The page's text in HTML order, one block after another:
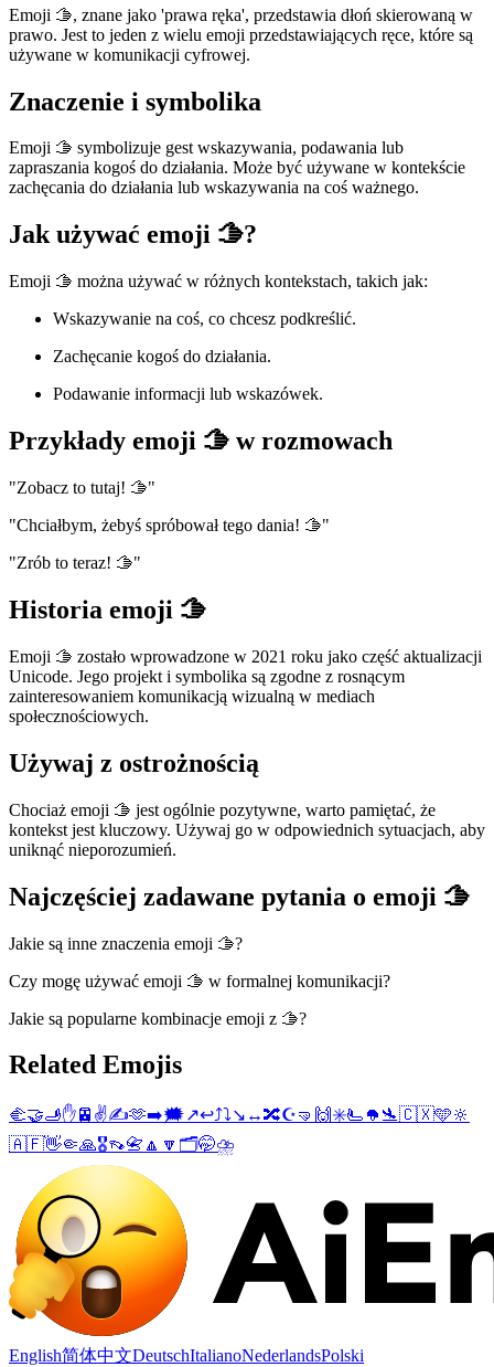
Emoji 🫱, znane jako 'prawa ręka', przedstawia dłoń skierowaną w
prawo. Jest to jeden z wielu emoji przedstawiających ręce, które są
używane w komunikacji cyfrowej.
Znaczenie i symbolika
Emoji 🫱 symbolizuje gest wskazywania, podawania lub
zapraszania kogoś do działania. Może być używane w kontekście
zachęcania do działania lub wskazywania na coś ważnego.
Jak używać emoji 🫱?
Emoji 🫱 można używać w różnych kontekstach, takich jak:
Wskazywanie na coś, co chcesz podkreślić.
Zachęcanie kogoś do działania.
Podawanie informacji lub wskazówek.
Przykłady emoji 🫱 w rozmowach
"Zobacz to tutaj! 🫱"
"Chciałbym, żebyś spróbował tego dania! 🫱"
"Zrób to teraz! 🫱"
Historia emoji 🫱
Emoji 🫱 zostało wprowadzone w 2021 roku jako część aktualizacji
Unicode. Jego projekt i symbolika są zgodne z rosnącym
zainteresowaniem komunikacją wizualną w mediach
społecznościowych.
Używaj z ostrożnością
Chociaż emoji 🫱 jest ogólnie pozytywne, warto pamiętać, że
kontekst jest kluczowy. Używaj go w odpowiednich sytuacjach, aby
uniknąć nieporozumień.
Najczęściej zadawane pytania o emoji 🫱
Jakie są inne znaczenia emoji 🫱?
Czy mogę używać emoji 🫱 w formalnej komunikacji?
Jakie są popularne kombinacje emoji z 🫱?
Related Emojis
🫲🤝🫸✋🚈 ✌️✍️🫶➡️🗯️↗️↩️⤴️⤵️↘️ ↔️🔀☪️🤜 🙌 ✳️🫷 🪖 🛬🇨🇽🩵🔆
🇦🇫👋🤏🙏🎖️👡📇 🔼 🔽 🗂️🤭⛈️
English简体中文DeutschItalianoNederlandsPolski